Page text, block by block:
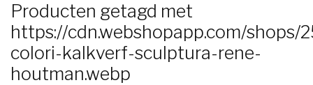
Producten getagd met
https://cdn.webshopapp.com/
colori-kalkverf-sculptura-rene-
houtman.webp